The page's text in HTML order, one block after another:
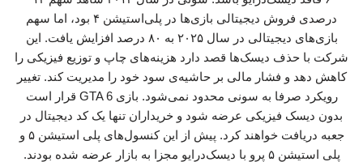
درصدی فروش دیجیتالی بازی‌ها در پلی‌استیشن ۴ بود، اما سهم
بازی‌های دیجیتالی در سال ۲۰۲۵ به ۸۰ درصد افزایش یافت. این
شرکت با حذف دیسک‌ها قصد دارد هزینه‌های چاپ و توزیع فیزیکی را
کاهش دهد و فشار مالی بر حاشیه‌ی سود خود را مدیریت کند. تغییر
رویکرد صرفا به سونی محدود نمی‌شود. بازی GTA 6 قرار است
بدون دیسک فیزیکی عرضه شود و خریداران تنها یک کد دیجیتال در
جعبه دریافت خواهند کرد. پیش از این کنسول‌های پلی‌ استیشن ۵ و
پلی‌ استیشن ۵ پرو با دیسک‌درایو مجزا به بازار عرضه شده بودند.